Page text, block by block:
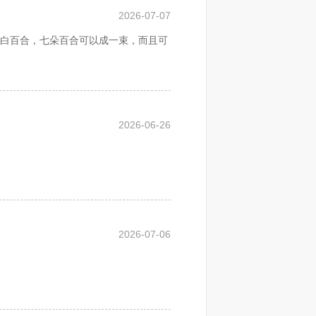
2026-07-07
合，七朵百合可以成一束，而且可
的特别寓意。传说白百合是由苦苦
2026-06-26
2026-07-06